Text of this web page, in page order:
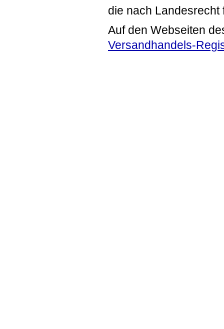
die nach Landesrecht
Auf den Webseiten
Versandhandels-